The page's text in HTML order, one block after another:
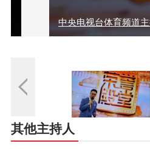
中央电视台体育频道
其他主持人